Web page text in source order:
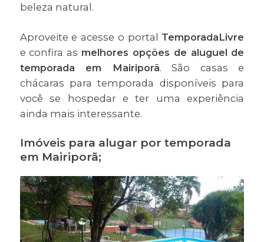
beleza natural.
Aproveite e acesse o portal TemporadaLivre
e confira as melhores opções de aluguel de
temporada em Mairiporã. São casas e
chácaras para temporada disponíveis para
você se hospedar e ter uma experiência
ainda mais interessante.
Imóveis para alugar por temporada
em Mairiporã;